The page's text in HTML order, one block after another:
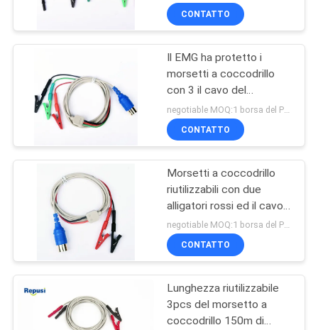
CONTROLLO
DI
CONTATTICI
NOTIZIE
RICHIEDA
UNA
CITAZIONE
MAPPA
ago concentrico
emg
Elettrodi dell'ago di
Subdermal
18
di Blue1
CONTATTO
Il EMG ha protetto i
morsetti a coccodrillo
con 3 il cavo del
connettore di baccano
del perno dell'alligatore 5
CONTATTO
Morsetti a coccodrillo
riutilizzabili con due
alligatori rossi ed il cavo
nero di 1.5m
negotiable MOQ:1 borsa del PVC
CONTATTO
Lunghezza riutilizzabile
3pcs del morsetto a
coccodrillo 150m di